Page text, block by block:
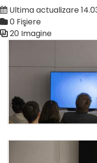
Ultima actualizare
0 Fişiere
20 Imagine